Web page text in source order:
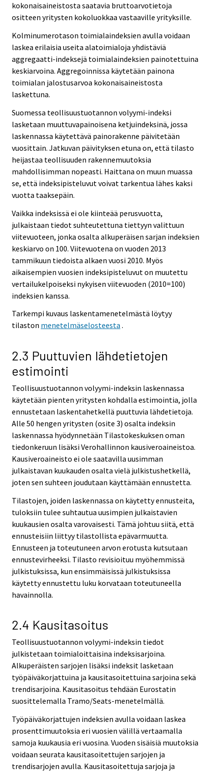
kokonaisaineistosta saatavia bruttoarvotietoja
ositteen yritysten kokoluokkaa vastaaville yrityksille.
Kolminumerotason toimialaindeksien avulla voidaan
laskea erilaisia useita alatoimialoja yhdistäviä
aggregaatti-indeksejä toimialaindeksien painotettuina
keskiarvoina. Aggregoinnissa käytetään painona
toimialan jalostusarvoa kokonaisaineistosta
laskettuna.
Suomessa teollisuustuotannon volyymi-indeksi
lasketaan muuttuvapainoisena ketjuindeksinä, jossa
laskennassa käytettävä painorakenne päivitetään
vuosittain. Jatkuvan päivityksen etuna on, että tilasto
heijastaa teollisuuden rakennemuutoksia
mahdollisimman nopeasti. Haittana on muun muassa
se, että indeksipisteluvut voivat tarkentua lähes kaksi
vuotta taaksepäin.
Vaikka indeksissä ei ole kiinteää perusvuotta,
julkaistaan tiedot suhteutettuna tiettyyn valittuun
viitevuoteen, jonka osalta alkuperäisen sarjan indeksien
keskiarvo on 100. Viitevuotena on vuoden 2013
tammikuun tiedoista alkaen vuosi 2010. Myös
aikaisempien vuosien indeksipisteluvut on muutettu
vertailukelpoiseksi nykyisen viitevuoden (2010=100)
indeksien kanssa.
Tarkempi kuvaus laskentamenetelmästä löytyy
tilaston menetelmäselosteesta .
2.3 Puuttuvien lähdetietojen
estimointi
Teollisuustuotannon volyymi-indeksin laskennassa
käytetään pienten yritysten kohdalla estimointia, jolla
ennustetaan laskentahetkellä puuttuvia lähdetietoja.
Alle 50 hengen yritysten (osite 3) osalta indeksin
laskennassa hyödynnetään Tilastokeskuksen oman
tiedonkeruun lisäksi Verohallinnon kausiveroaineistoa.
Kausiveroaineisto ei ole saatavilla uusimman
julkaistavan kuukauden osalta vielä julkistushetkellä,
joten sen suhteen joudutaan käyttämään ennustetta.
Tilastojen, joiden laskennassa on käytetty ennusteita,
tuloksiin tulee suhtautua uusimpien julkaistavien
kuukausien osalta varovaisesti. Tämä johtuu siitä, että
ennusteisiin liittyy tilastollista epävarmuutta.
Ennusteen ja toteutuneen arvon erotusta kutsutaan
ennustevirheeksi. Tilasto revisioituu myöhemmissä
julkistuksissa, kun ensimmäisissä julkistuksissa
käytetty ennustettu luku korvataan toteutuneella
havainnolla.
2.4 Kausitasoitus
Teollisuustuotannon volyymi-indeksin tiedot
julkistetaan toimialoittaisina indeksisarjoina.
Alkuperäisten sarjojen lisäksi indeksit lasketaan
työpäiväkorjattuina ja kausitasoitettuina sarjoina sekä
trendisarjoina. Kausitasoitus tehdään Eurostatin
suosittelemalla Tramo/Seats-menetelmällä.
Työpäiväkorjattujen indeksien avulla voidaan laskea
prosenttimuutoksia eri vuosien välillä vertaamalla
samoja kuukausia eri vuosina. Vuoden sisäisiä muutoksia
voidaan seurata kausitasoitettujen sarjojen ja
trendisarjojen avulla. Kausitasoitettuja sarjoja ja